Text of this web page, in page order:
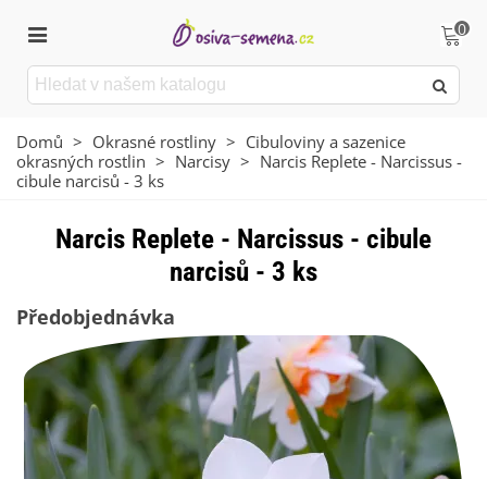
0
Domů > Okrasné rostliny > Cibuloviny a sazenice
okrasných rostlin > Narcisy > Narcis Replete - Narcissus -
cibule narcisů - 3 ks
Narcis Replete - Narcissus - cibule
narcisů - 3 ks
Předobjednávka